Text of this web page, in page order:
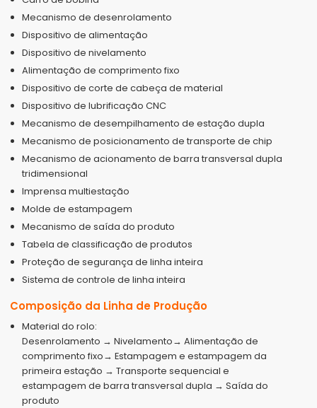
Mecanismo de desenrolamento
Dispositivo de alimentação
Dispositivo de nivelamento
Alimentação de comprimento fixo
Dispositivo de corte de cabeça de material
Dispositivo de lubrificação CNC
Mecanismo de desempilhamento de estação dupla
Mecanismo de posicionamento de transporte de chip
Mecanismo de acionamento de barra transversal dupla
tridimensional
Imprensa multiestação
Molde de estampagem
Mecanismo de saída do produto
Tabela de classificação de produtos
Proteção de segurança de linha inteira
Sistema de controle de linha inteira
Composição da Linha de Produção
Material do rolo:
Desenrolamento → Nivelamento→ Alimentação de
comprimento fixo→ Estampagem e estampagem da
primeira estação → Transporte sequencial e
estampagem de barra transversal dupla → Saída do
produto